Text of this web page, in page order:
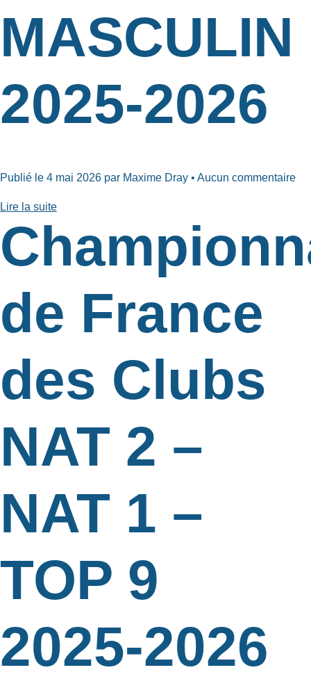
MASCULIN
2025-2026
Publié le 4 mai 2026 par Maxime Dray • Aucun commentaire
Lire la suite
de France
des Clubs
NAT 2 –
NAT 1 –
TOP 9
2025-2026